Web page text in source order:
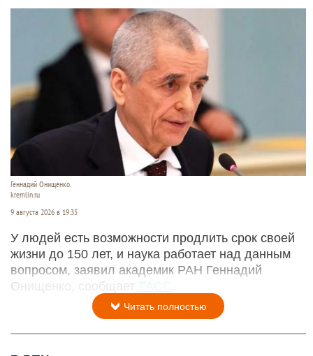
Геннадий Онищенко.
kremlin.ru
9 августа 2026 в 19:35
У людей есть возможности продлить срок своей
жизни до 150 лет, и наука работает над данным
вопросом, заявил академик РАН Геннадий
Онищенко, сообщает ТАСС
Читать полностью